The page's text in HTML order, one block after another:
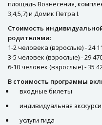
площадь Вознесения,
3,4,5,7) и Домик Петра I.
Стоимость
родителями:
1-2 человека (взрослые) - 24
3-5 человек (взрослые) - 29
6-10 человек (взрослые) - 35
В стоимость программы
входные билеты
индивидуальная
услуги гида